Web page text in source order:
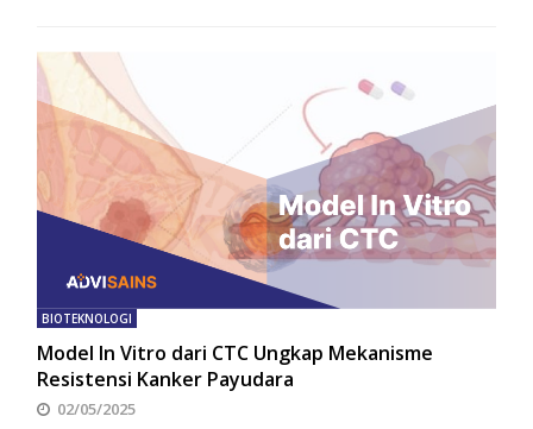
BIOTEKNOLOGI
Model In Vitro dari CTC Ungkap Mekanisme
Resistensi Kanker Payudara
02/05/2025